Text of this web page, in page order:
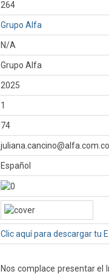
264
Grupo Alfa
N/A
Grupo Alfa
2025
1
74
juliana.cancino@alfa.com.co
Español
Clic aquí para descargar tu
Nos complace presentar el